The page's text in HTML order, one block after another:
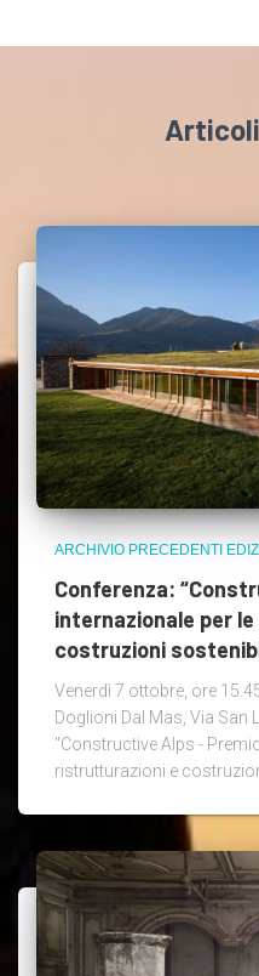
ARCHIVIO PRECEDENTI
Conferenza:
internazionale per
costruzioni
Venerdì 7 ottobre, ore
Doglioni Dal Mas, Via San
"Constructive Alps -
ristrutturazioni e